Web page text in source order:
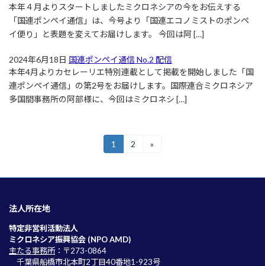
本年４月よりスタートしましたミクロネシアの今をお伝えする
「国連ポンペイ通信」は、今号より「国連エコノミストのポンペ
イ便り」と表題を変えてお届けします。 今回は阿 […]
2024年6月18日 国連ポンペイ通信 No.2 配信
本年4月よりカセレーリエ特別連載として掲載を開始しました「国
連ポンペイ通信」の第2号をお届けします。国際連合ミクロネシア
多国間事務所の阿部様に、今回はミクロネシ […]
ペ
ー
ジ
固
定
ー
1
固
ー
2 »
法人所在地
特定非営利活動法人
ミクロネシア振興協会 (NPO AMD)
主たる事務所：〒273-0864
千葉県船橋市北本町2丁目40番地1-923号